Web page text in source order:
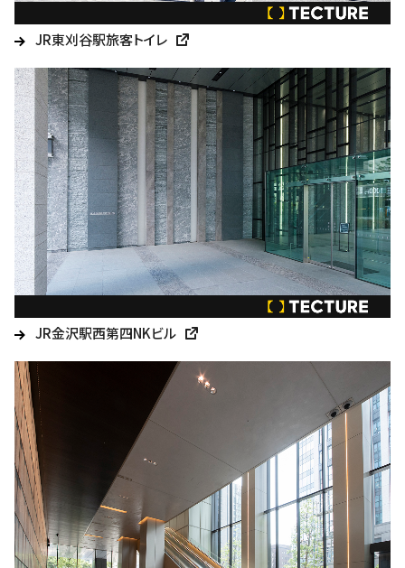
JR東刈谷駅旅客トイレ
JR金沢駅西第四NKビル